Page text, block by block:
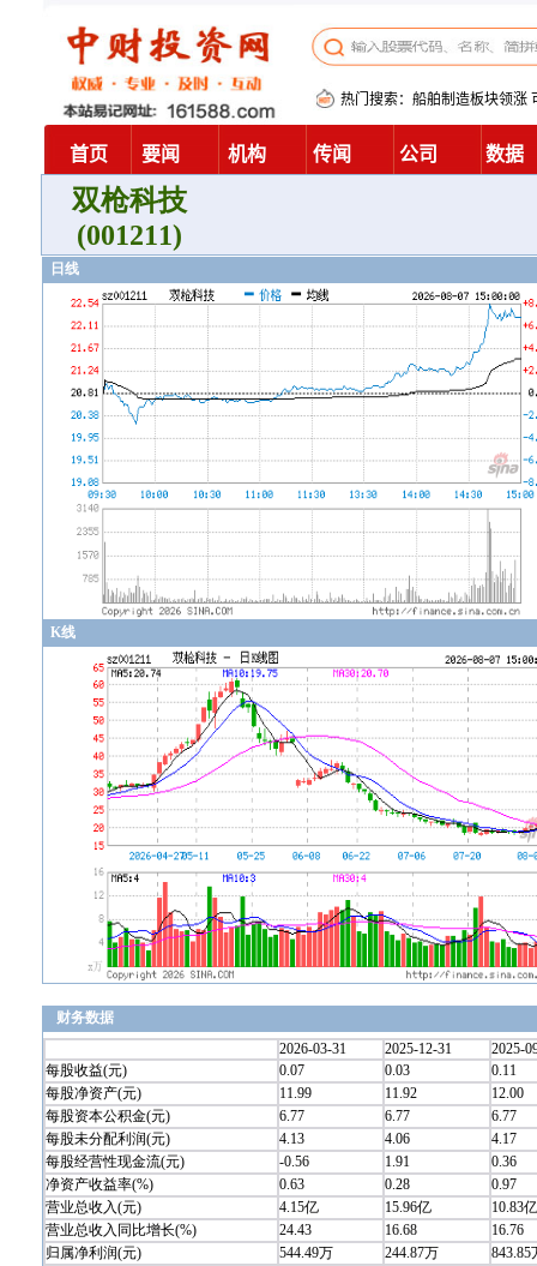
双枪科技
(001211)
日线
K线
财务数据
2026-03-31
2025-12-31
2025-
每股收益(元)
0.07 0.03
0.11
每股净资产(元)
11.99 11.92
12.00
每股资本公积金(元)
6.77 6.77
6.77
每股未分配利润(元)
4.13 4.06
4.17
每股经营性现金流(元)
-0.56 1.91
0.36
净资产收益率(%)
0.63 0.28
0.97
营业总收入(元)
4.15亿 15.96亿
10.83亿
营业总收入同比增长(%)
24.43 16.68
16.76
归属净利润(元)
544.49万 244.87万
843.85